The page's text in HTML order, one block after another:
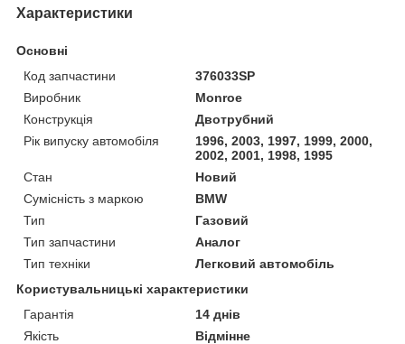
Характеристики
Основні
Код запчастини
376033SP
Виробник
Monroe
Конструкція
Двотрубний
Рік випуску автомобіля
1996, 2003, 1997, 1999, 2000,
2002, 2001, 1998, 1995
Стан
Новий
Сумісність з маркою
BMW
Тип
Газовий
Тип запчастини
Аналог
Тип техніки
Легковий автомобіль
Користувальницькі характеристики
Гарантія
14 днів
Якість
Відмінне